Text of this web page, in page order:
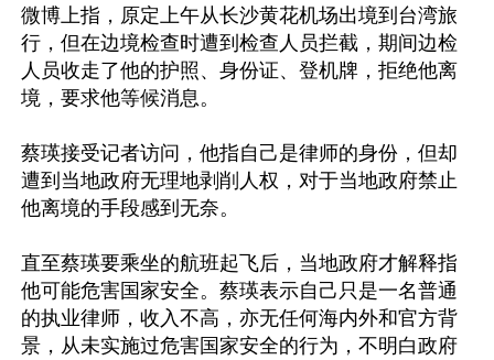
微博上指，原定上午从长沙黄花机场出境到台湾旅
行，但在边境检查时遭到检查人员拦截，期间边检
人员收走了他的护照、身份证、登机牌，拒绝他离
境，要求他等候消息。
蔡瑛接受记者访问，他指自己是律师的身份，但却
遭到当地政府无理地剥削人权，对于当地政府禁止
他离境的手段感到无奈。
直至蔡瑛要乘坐的航班起飞后，当地政府才解释指
他可能危害国家安全。蔡瑛表示自己只是一名普通
的执业律师，收入不高，亦无任何海内外和官方背
景，从未实施过危害国家安全的行为，不明白政府